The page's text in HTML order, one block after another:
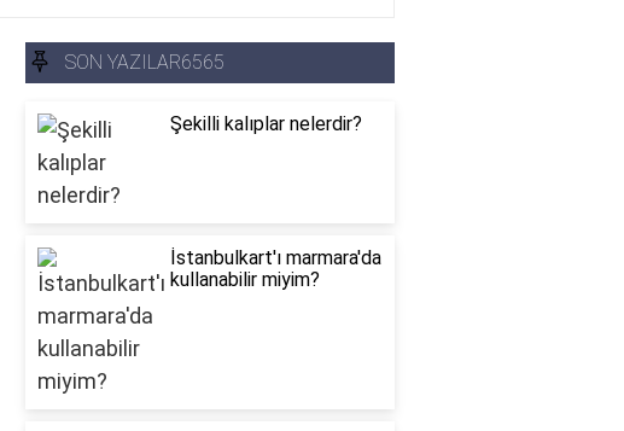
SON YAZILAR6565
Şekilli kalıplar nelerdir?
İstanbulkart'ı marmara'da
kullanabilir miyim?